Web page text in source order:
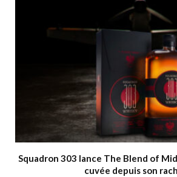
Squadron 303 lance The Blend of
cuvée depuis son